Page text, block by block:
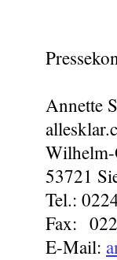
Annette
Wilhelm-
53721
Tel.:
Fax:
E-Mail: